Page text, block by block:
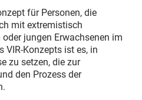
für Personen, die
mit extremistisch
jungen Erwachsenen im
VIR-Konzepts ist es, in
zu setzen, die zur
den Prozess der